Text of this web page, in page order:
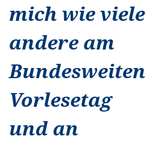
mich wie viele
andere am
Bundesweiten
Vorlesetag
und an